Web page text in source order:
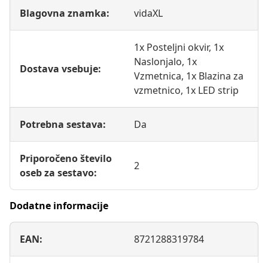
Blagovna znamka: vidaXL
Dostava vsebuje:
1x Posteljni okvir, 1x
Naslonjalo, 1x
Vzmetnica, 1x Blazina za
vzmetnico, 1x LED strip
Potrebna sestava: Da
Priporočeno število
oseb za sestavo:
2
Dodatne informacije
EAN: 8721288319784